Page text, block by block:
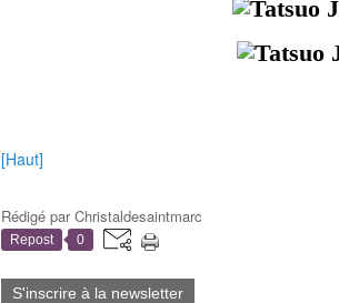
[Haut]
Rédigé parChristaldesaintmarc
Repost 0
S'inscrire à la newsletter